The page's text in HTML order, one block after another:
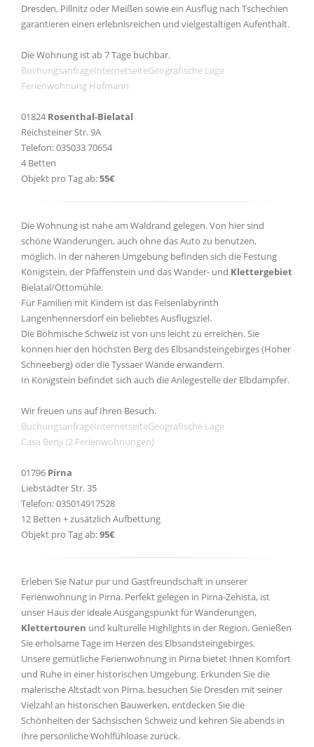
Dresden, Pillnitz oder Meißen sowie ein Ausflug nach Tschechien
garantieren einen erlebnisreichen und vielgestaltigen Aufenthalt.
Die Wohnung ist ab 7 Tage buchbar.
BuchungsanfrageInternetseiteGeografische Lage
Ferienwohnung Hofmann
01824 Rosenthal-Bielatal
Reichsteiner Str. 9A
Telefon: 035033 70654
4 Betten
Objekt pro Tag ab:55€
Die Wohnung ist nahe am Waldrand gelegen. Von hier sind
schöne Wanderungen, auch ohne das Auto zu benutzen,
möglich. In der näheren Umgebung befinden sich die Festung
Königstein, der Pfaffenstein und das Wander- und Klettergebiet
Bielatal/Ottomühle.
Für Familien mit Kindern ist das Felsenlabyrinth
Langenhennersdorf ein beliebtes Ausflugsziel.
Die Böhmische Schweiz ist von uns leicht zu erreichen. Sie
können hier den höchsten Berg des Elbsandsteingebirges (Hoher
Schneeberg) oder die Tyssaer Wände erwandern.
In Königstein befindet sich auch die Anlegestelle der Elbdampfer.
Wir freuen uns auf Ihren Besuch.
BuchungsanfrageInternetseiteGeografische Lage
Casa Benji (2 Ferienwohnungen)
01796 Pirna
Liebstädter Str. 35
Telefon: 035014917528
12 Betten + zusätzlich Aufbettung
Objekt pro Tag ab:95€
Erleben Sie Natur pur und Gastfreundschaft in unserer
Ferienwohnung in Pirna. Perfekt gelegen in Pirna-Zehista, ist
unser Haus der ideale Ausgangspunkt für Wanderungen,
Klettertouren und kulturelle Highlights in der Region. Genießen
Sie erholsame Tage im Herzen des Elbsandsteingebirges.
Unsere gemütliche Ferienwohnung in Pirna bietet Ihnen Komfort
und Ruhe in einer historischen Umgebung. Erkunden Sie die
malerische Altstadt von Pirna, besuchen Sie Dresden mit seiner
Vielzahl an historischen Bauwerken, entdecken Sie die
Schönheiten der Sächsischen Schweiz und kehren Sie abends in
Ihre persönliche Wohlfühloase zurück.